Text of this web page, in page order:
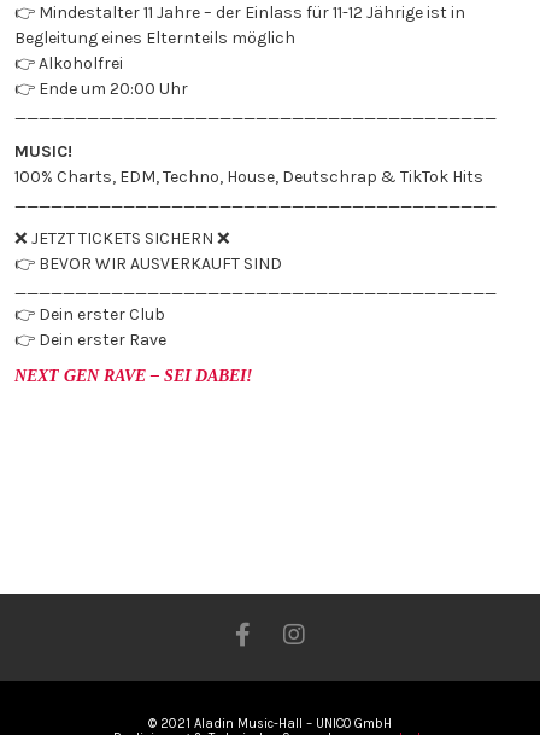
👉 Mindestalter 11 Jahre – der Einlass für 11-12 Jährige ist in
Begleitung eines Elternteils möglich
👉 Alkoholfrei
👉 Ende um 20:00 Uhr
________________________________________
MUSIC!
100% Charts, EDM, Techno, House, Deutschrap & TikTok Hits
________________________________________
❌ JETZT TICKETS SICHERN ❌
👉 BEVOR WIR AUSVERKAUFT SIND
________________________________________
👉 Dein erster Club
👉 Dein erster Rave
NEXT GEN RAVE – SEI DABEI!
© 2021 Aladin Music-Hall – UNICO GmbH